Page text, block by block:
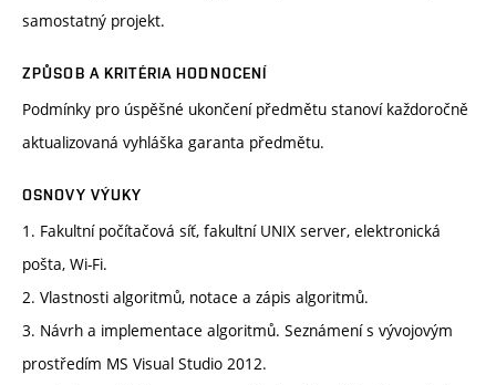
samostatný projekt.
ZPŮSOB A KRITÉRIA HODNOCENÍ
Podmínky pro úspěšné ukončení předmětu stanoví každoročně
aktualizovaná vyhláška garanta předmětu.
OSNOVY VÝUKY
1. Fakultní počítačová síť, fakultní UNIX server, elektronická
pošta, Wi-Fi.
2. Vlastnosti algoritmů, notace a zápis algoritmů.
3. Návrh a implementace algoritmů. Seznámení s vývojovým
prostředím MS Visual Studio 2012.